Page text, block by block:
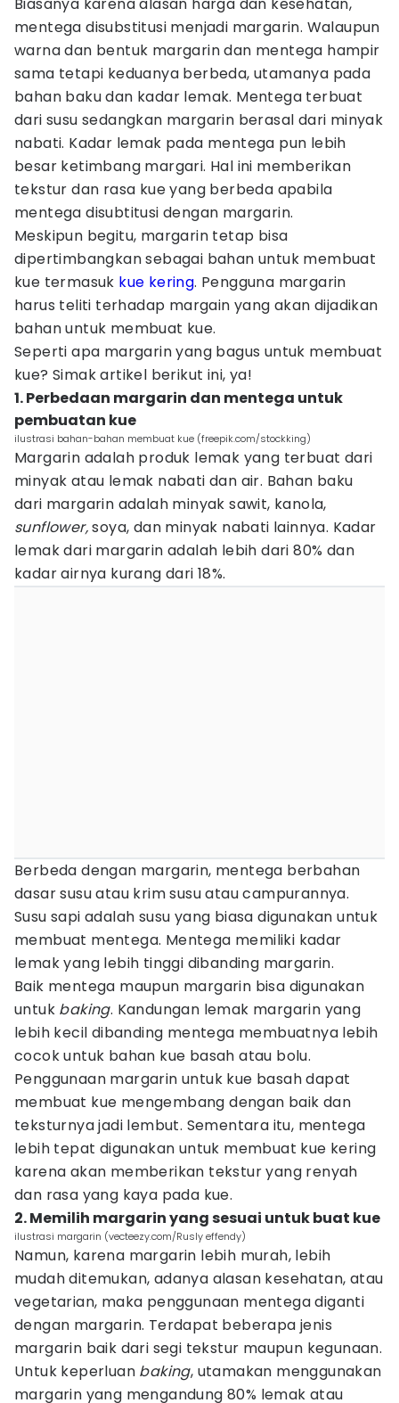
mentega disubstitusi menjadi margarin. Walaupun
warna dan bentuk margarin dan mentega hampir
sama tetapi keduanya berbeda, utamanya pada
bahan baku dan kadar lemak. Mentega terbuat
dari susu sedangkan margarin berasal dari minyak
nabati. Kadar lemak pada mentega pun lebih
besar ketimbang margari. Hal ini memberikan
tekstur dan rasa kue yang berbeda apabila
mentega disubtitusi dengan margarin.
Meskipun begitu, margarin tetap bisa
dipertimbangkan sebagai bahan untuk membuat
kue termasuk kue kering. Pengguna margarin
harus teliti terhadap margain yang akan dijadikan
bahan untuk membuat kue.
Seperti apa margarin yang bagus untuk membuat
kue? Simak artikel berikut ini, ya!
1. Perbedaan margarin dan mentega untuk
pembuatan kue
ilustrasi bahan-bahan membuat kue (freepik.com/stockking)
Margarin adalah produk lemak yang terbuat dari
minyak atau lemak nabati dan air. Bahan baku
dari margarin adalah minyak sawit, kanola,
sunflower,soya, dan minyak nabati lainnya. Kadar
lemak dari margarin adalah lebih dari 80% dan
kadar airnya kurang dari 18%.
Berbeda dengan margarin, mentega berbahan
dasar susu atau krim susu atau campurannya.
Susu sapi adalah susu yang biasa digunakan untuk
membuat mentega. Mentega memiliki kadar
lemak yang lebih tinggi dibanding margarin.
Baik mentega maupun margarin bisa digunakan
untuk baking. Kandungan lemak margarin yang
lebih kecil dibanding mentega membuatnya lebih
cocok untuk bahan kue basah atau bolu.
Penggunaan margarin untuk kue basah dapat
membuat kue mengembang dengan baik dan
teksturnya jadi lembut. Sementara itu, mentega
lebih tepat digunakan untuk membuat kue kering
karena akan memberikan tekstur yang renyah
dan rasa yang kaya pada kue.
2. Memilih margarin yang sesuai untuk buat kue
ilustrasi margarin (vecteezy.com/Rusly effendy)
Namun, karena margarin lebih murah, lebih
mudah ditemukan, adanya alasan kesehatan, atau
vegetarian, maka penggunaan mentega diganti
dengan margarin. Terdapat beberapa jenis
margarin baik dari segi tekstur maupun kegunaan.
Untuk keperluan baking, utamakan menggunakan
margarin yang mengandung 80% lemak atau